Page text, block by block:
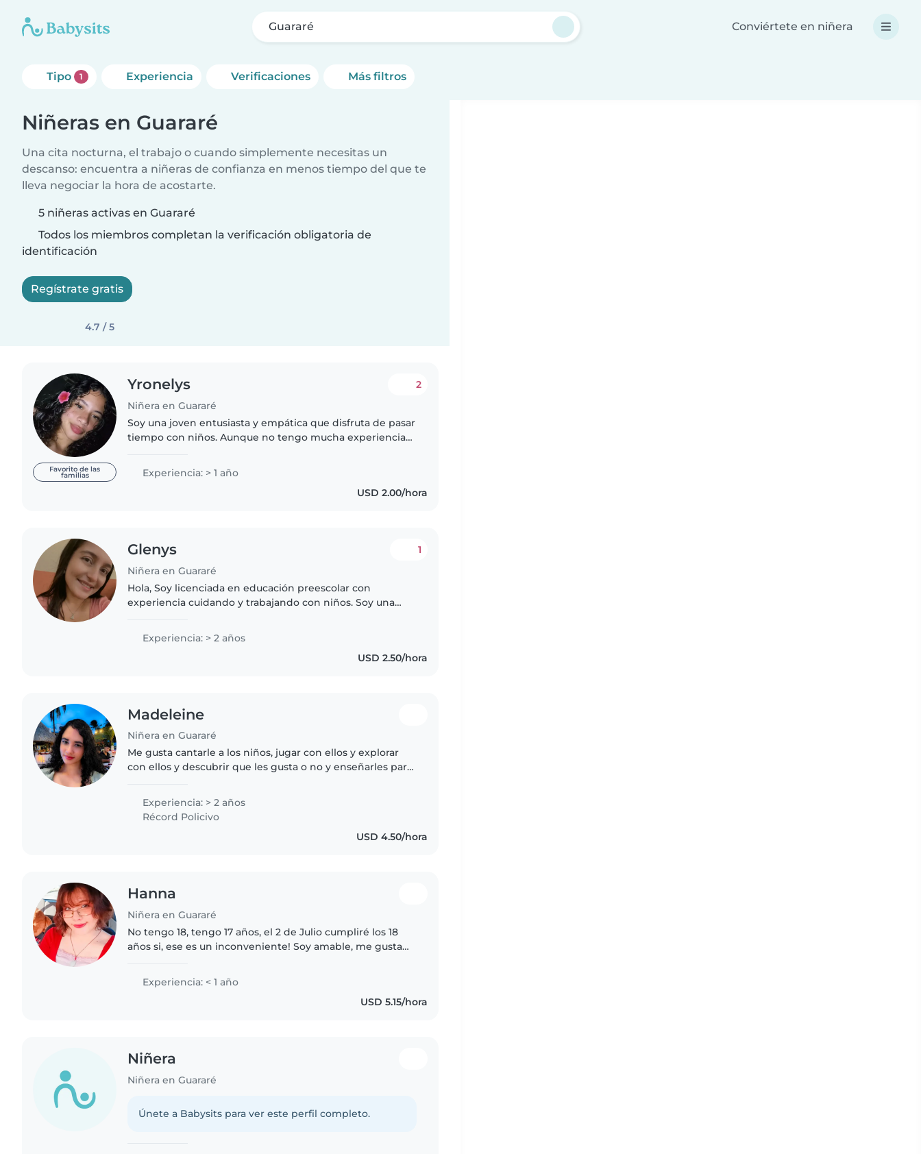
Guararé Conviértete en niñera
Tipo 1 Experiencia Verificaciones Más filtros
Niñeras en Guararé
Una cita nocturna, el trabajo o cuando simplemente necesitas un
descanso: encuentra a niñeras de confianza en menos tiempo del que te
lleva negociar la hora de acostarte.
5 niñeras activas en Guararé
Todos los miembros completan la verificación obligatoria de
identificación
Regístrate gratis
4.7 / 5
Favorito de las
familias
Yronelys
Niñera en Guararé
2
Soy una joven entusiasta y empática que disfruta de pasar
tiempo con niños. Aunque no tengo mucha experiencia
bachillerato trabajaba..
Experiencia: > 1 año
USD 2.00/hora
Glenys
Niñera en Guararé
1
Hola, Soy licenciada en educación preescolar con
experiencia cuidando y trabajando con niños. Soy una
Experiencia: > 2 años
USD 2.50/hora
Madeleine
Niñera en Guararé
Me gusta cantarle a los niños, jugar con ellos y explorar
con ellos y descubrir que les gusta o no y enseñarles para
Experiencia: > 2 años
Récord Policivo
USD 4.50/hora
Hanna
Niñera en Guararé
No tengo 18, tengo 17 años, el 2 de Julio cumpliré los 18
años si, ese es un inconveniente! Soy amable, me gusta
disponible de..
Experiencia: < 1 año
USD 5.15/hora
Niñera
Niñera en Guararé
Únete a Babysits para ver este perfil completo.